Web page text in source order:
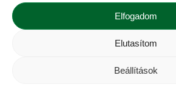
Elfogadom
Elutasítom
Beállítások
tejtermékek